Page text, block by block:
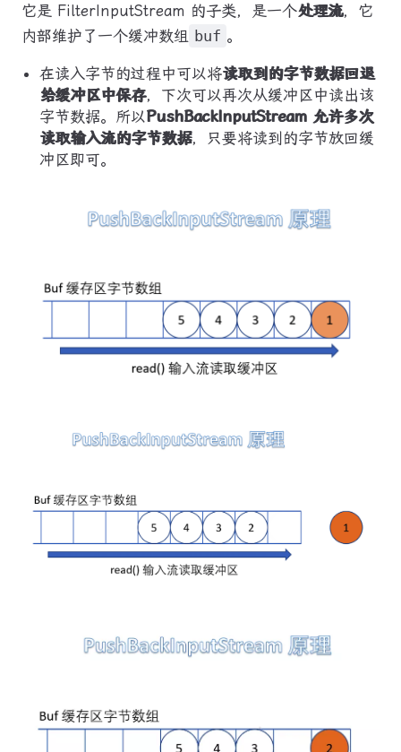
它是 FilterInputStream 的子类，是一个处理流，它
内部维护了一个缓冲数组 buf 。
在读入字节的过程中可以将读取到的字节数据回退
给缓冲区中保存，下次可以再次从缓冲区中读出该
字节数据。所以PushBackInputStream 允许多次
读取输入流的字节数据，只要将读到的字节放回缓
冲区即可。